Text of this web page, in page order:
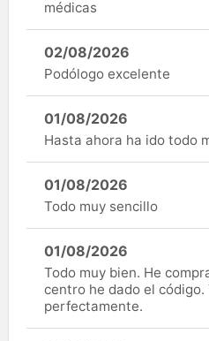
médicas
02/08/2026
Podólogo excelente
01/08/2026
Hasta ahora ha ido todo
01/08/2026
Todo muy sencillo
01/08/2026
Todo muy bien. He
centro he dado el
perfectamente.